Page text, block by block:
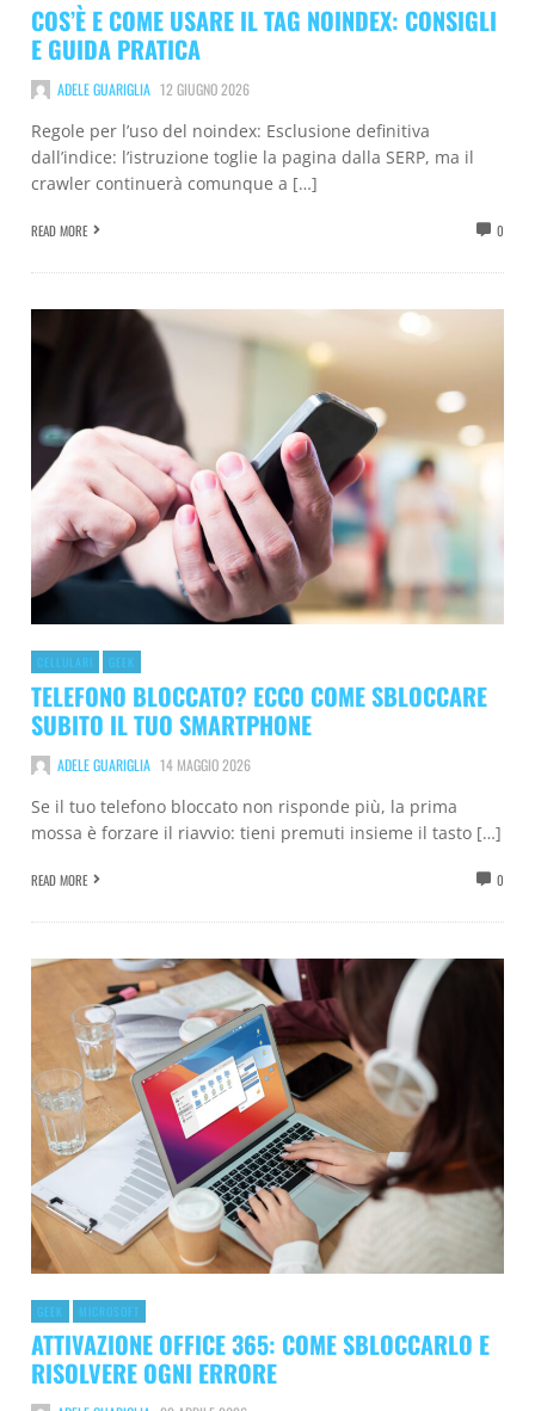
COS’È E COME USARE IL TAG NOINDEX: CONSIGLI
E GUIDA PRATICA
ADELE GUARIGLIA 12 GIUGNO 2026
Regole per l’uso del noindex: Esclusione definitiva
dall’indice: l’istruzione toglie la pagina dalla SERP, ma il
crawler continuerà comunque a […]
READ MORE 0
CELLULARI GEEK
TELEFONO BLOCCATO? ECCO COME SBLOCCARE
SUBITO IL TUO SMARTPHONE
ADELE GUARIGLIA 14 MAGGIO 2026
Se il tuo telefono bloccato non risponde più, la prima
mossa è forzare il riavvio: tieni premuti insieme il tasto […]
READ MORE 0
GEEK MICROSOFT
ATTIVAZIONE OFFICE 365: COME SBLOCCARLO E
RISOLVERE OGNI ERRORE